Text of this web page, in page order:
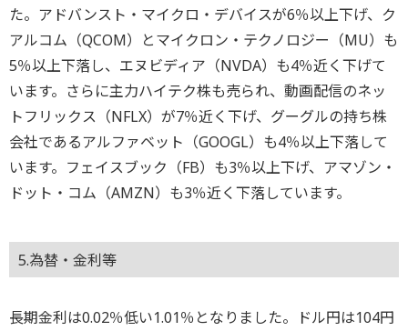
た。アドバンスト・マイクロ・デバイスが6％以上下げ、ク
アルコム（QCOM）とマイクロン・テクノロジー（MU）も
5％以上下落し、エヌビディア（NVDA）も4％近く下げて
います。さらに主力ハイテク株も売られ、動画配信のネッ
トフリックス（NFLX）が7％近く下げ、グーグルの持ち株
会社であるアルファベット（GOOGL）も4％以上下落して
います。フェイスブック（FB）も3％以上下げ、アマゾン・
ドット・コム（AMZN）も3％近く下落しています。
5.為替・金利等
長期金利は0.02％低い1.01％となりました。ドル円は104円